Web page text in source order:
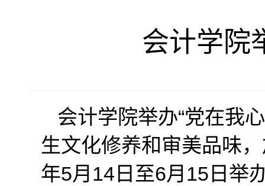
会计学院
会计学院举办“党在我
生文化修养和审美品味
年5月14日至6月15日举